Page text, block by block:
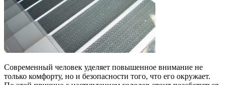
Современный человек уделяет повышенное внимание не
только комфорту, но и безопасности того, что его окружает.